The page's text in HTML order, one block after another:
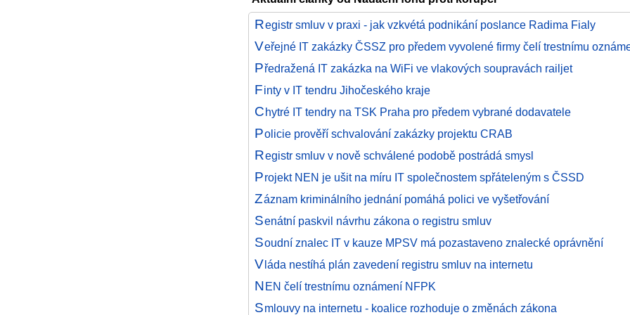
Registr smluv v praxi - jak vzkvétá podnikání poslance Radima Fialy
Veřejné IT zakázky ČSSZ pro předem vyvolené firmy čelí trestnímu
Předražená IT zakázka na WiFi ve vlakových soupravách railjet
Finty v IT tendru Jihočeského kraje
Chytré IT tendry na TSK Praha pro předem vybrané dodavatele
Policie prověří schvalování zakázky projektu CRAB
Registr smluv v nově schválené podobě postrádá smysl
Projekt NEN je ušit na míru IT společnostem spřáteleným s ČSSD
Záznam kriminálního jednání pomáhá polici ve vyšetřování
Senátní paskvil návrhu zákona o registru smluv
Soudní znalec IT v kauze MPSV má pozastaveno znalecké oprávnění
Vláda nestíhá plán zavedení registru smluv na internetu
NEN čelí trestnímu oznámení NFPK
Smlouvy na internetu - koalice rozhoduje o změnách zákona